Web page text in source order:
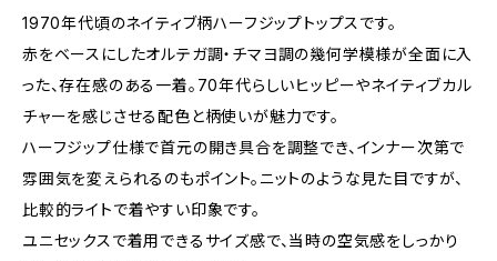
1970年代頃のネイティブ柄ハーフジップトップスです。
赤をベースにしたオルテガ調・チマヨ調の幾何学模様が全面に入
った、存在感のある一着。70年代らしいヒッピーやネイティブカル
チャーを感じさせる配色と柄使いが魅力です。
ハーフジップ仕様で首元の開き具合を調整でき、インナー次第で
雰囲気を変えられるのもポイント。ニットのような見た目ですが、
比較的ライトで着やすい印象です。
ユニセックスで着用できるサイズ感で、当時の空気感をしっかり